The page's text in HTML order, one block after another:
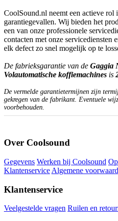
CoolSound.nl neemt een actieve rol
garantiegevallen. Wij bieden het
een van onze professionele
contacten met onze servicediensten
elk defect zo snel mogelijk op te
De fabrieksgarantie van de Gaggia
Volautomatische koffiemachines is
De vermelde garantietermijnen zijn
gekregen van de fabrikant. Eventuele
voorbehouden.
Over Coolsound
Gegevens Werken bij Coolsound
Klantenservice Algemene
Klantenservice
Veelgestelde vragen Ruilen en